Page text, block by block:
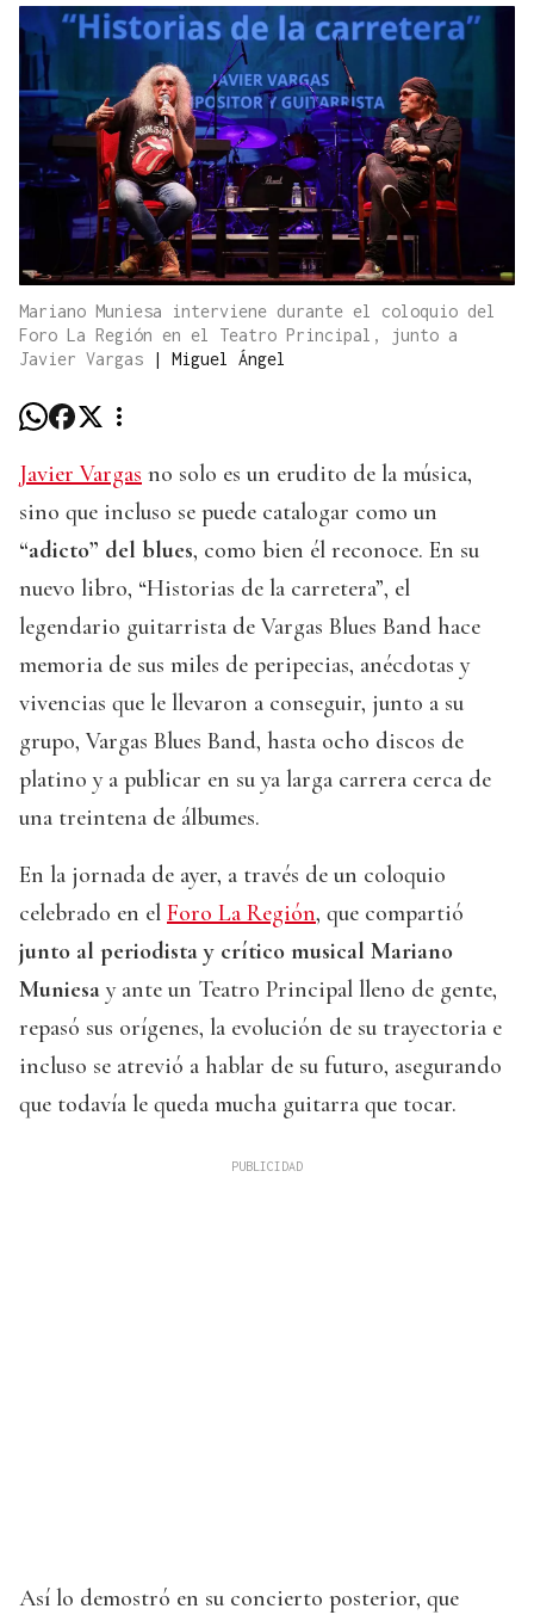
Mariano Muniesa interviene durante el coloquio del
Foro La Región en el Teatro Principal, junto a
Javier Vargas
| Miguel Ángel
Javier Vargas no solo es un erudito de la música,
sino que incluso se puede catalogar como un
“adicto” del blues, como bien él reconoce. En su
nuevo libro, “Historias de la carretera”, el
legendario guitarrista de Vargas Blues Band hace
memoria de sus miles de peripecias, anécdotas y
vivencias que le llevaron a conseguir, junto a su
grupo, Vargas Blues Band, hasta ocho discos de
platino y a publicar en su ya larga carrera cerca de
una treintena de álbumes.
En la jornada de ayer, a través de un coloquio
celebrado en el Foro La Región, que compartió
junto al periodista y crítico musical Mariano
Muniesa y ante un Teatro Principal lleno de gente,
repasó sus orígenes, la evolución de su trayectoria e
incluso se atrevió a hablar de su futuro, asegurando
que todavía le queda mucha guitarra que tocar.
Así lo demostró en su concierto posterior, que